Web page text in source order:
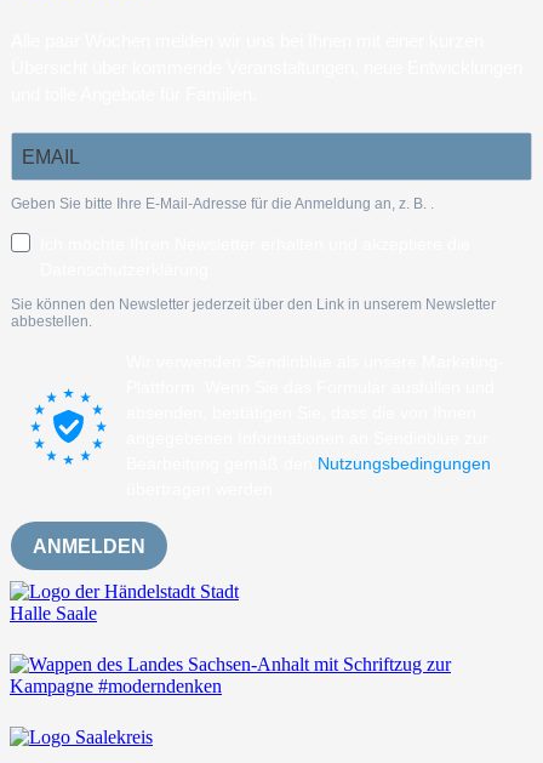
Geben Sie bitte Ihre E-Mail-Adresse für die Anmeldung an, z. B. .
Sie können den Newsletter jederzeit über den Link in unserem Newsletter
abbestellen.
Nutzungsbedingungen
ANMELDEN